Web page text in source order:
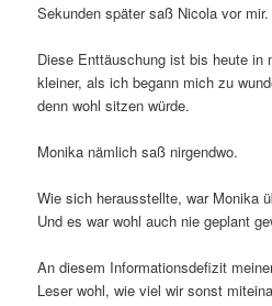
Sekunden später saß Nicola vor mir.
Diese Enttäuschung ist bis heute in
kleiner, als ich begann mich zu
denn wohl sitzen würde.
Monika nämlich saß nirgendwo.
Wie sich herausstellte, war Monika
Und es war wohl auch nie geplant
An diesem Informationsdefizit
Leser wohl, wie viel wir sonst